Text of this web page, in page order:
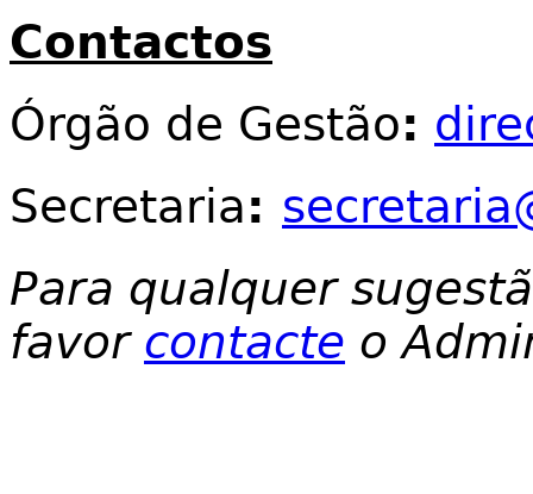
Contactos
Órgão de Gestão:
Secretaria:
Para qualquer
favor contacte o